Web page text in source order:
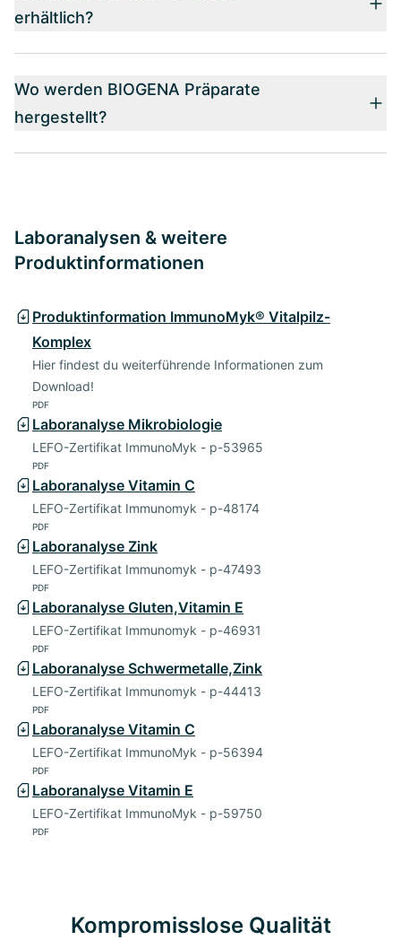
erhältlich?
Wo werden BIOGENA Präparate
hergestellt?
Laboranalysen & weitere
Produktinformationen
Produktinformation ImmunoMyk® Vitalpilz-
Komplex
Hier findest du weiterführende Informationen zum
Download!
PDF
Laboranalyse Mikrobiologie
LEFO-Zertifikat ImmunoMyk - p-53965
PDF
Laboranalyse Vitamin C
LEFO-Zertifikat Immunomyk - p-48174
PDF
Laboranalyse Zink
LEFO-Zertifikat Immunomyk - p-47493
PDF
Laboranalyse Gluten,Vitamin E
LEFO-Zertifikat Immunomyk - p-46931
PDF
Laboranalyse Schwermetalle,Zink
LEFO-Zertifikat Immunomyk - p-44413
PDF
Laboranalyse Vitamin C
LEFO-Zertifikat ImmunoMyk - p-56394
PDF
Laboranalyse Vitamin E
LEFO-Zertifikat ImmunoMyk - p-59750
PDF
Kompromisslose Qualität